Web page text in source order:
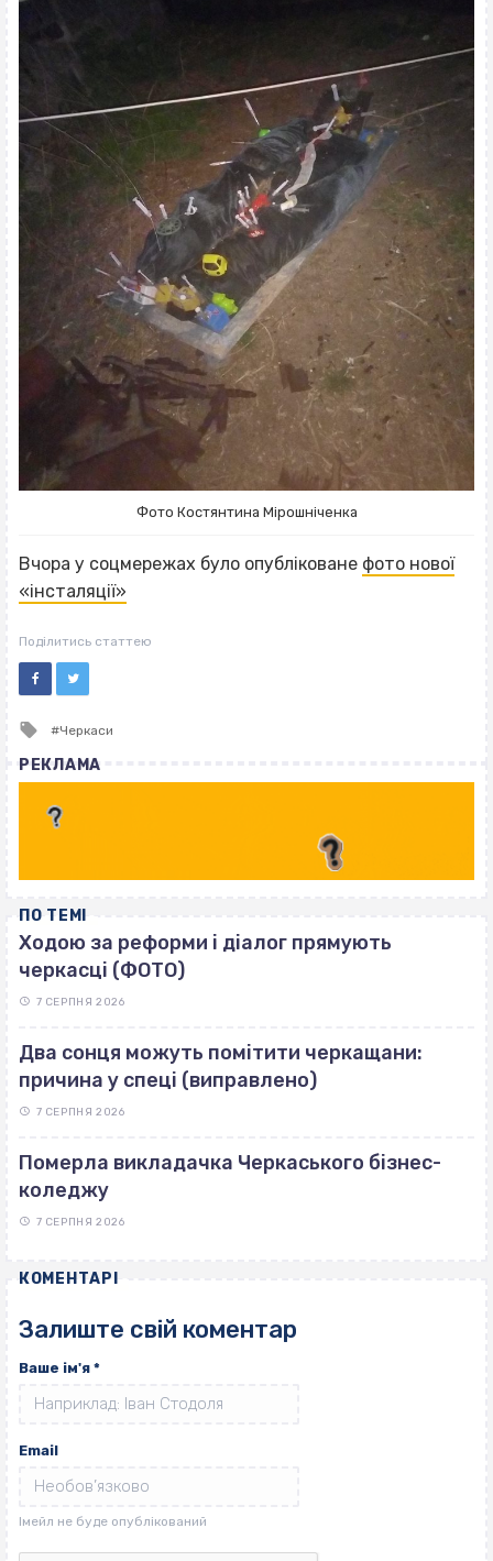
Фото Костянтина Мірошніченка
Вчора у соцмережах було опубліковане фото нової
«інсталяції»
Поділитись статтею
Tagged
Черкаси
РЕКЛАМА
ПО ТЕМІ
Ходою за реформи і діалог прямують
черкасці (ФОТО)
7 СЕРПНЯ 2026
Два сонця можуть помітити черкащани:
причина у спеці (виправлено)
7 СЕРПНЯ 2026
Померла викладачка Черкаського бізнес-
коледжу
7 СЕРПНЯ 2026
КОМЕНТАРІ
Залиште свій коментар
Ваше ім'я *
Email